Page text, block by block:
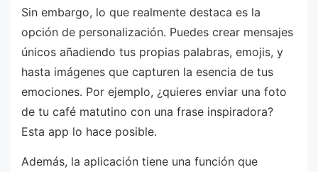
Sin embargo, lo que realmente destaca es la
opción de personalización. Puedes crear mensajes
únicos añadiendo tus propias palabras, emojis, y
hasta imágenes que capturen la esencia de tus
emociones. Por ejemplo, ¿quieres enviar una foto
de tu café matutino con una frase inspiradora?
Esta app lo hace posible.
Además, la aplicación tiene una función que